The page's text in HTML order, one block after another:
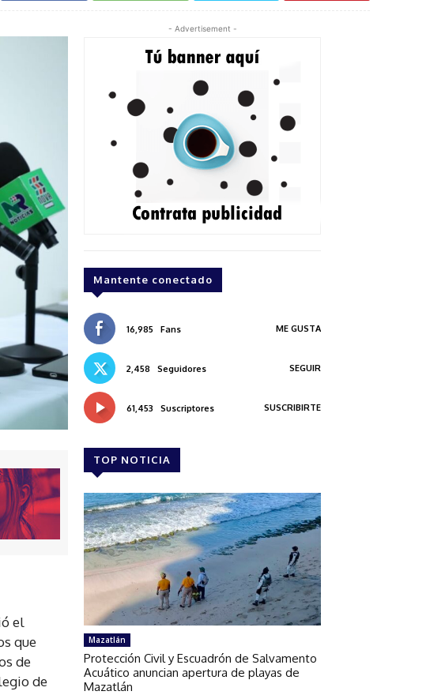
el
que
de
de
- Advertisement -
Mantente conectado
16,985 Fans ME GUSTA
2,458 Seguidores SEGUIR
61,453 Suscriptores SUSCRIBIRTE
TOP NOTICIA
Mazatlán
Protección Civil y Escuadrón de Salvamento
Acuático anuncian apertura de playas de
Mazatlán